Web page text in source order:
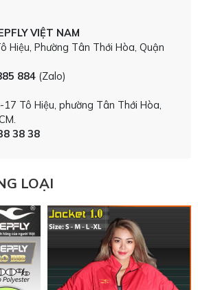
VIỆT NAM
Hiệu, Phường Tân Thới Hòa, Quận
884 (Zalo)
17 Tô Hiệu, phường Tân Thới Hòa,
38 38
LOẠI